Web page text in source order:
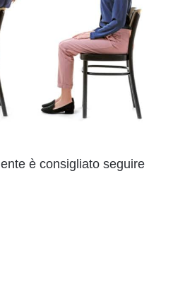
è consigliato seguire